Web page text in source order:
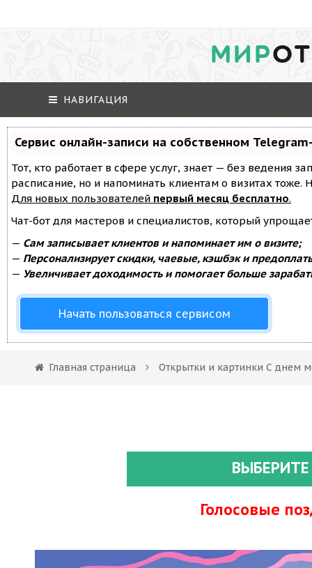
МИР
НАВИГАЦИЯ
Сервис онлайн-записи на собственном
Тот, кто работает в сфере услуг, знает — без ведения
расписание, но и напоминать клиентам о визитах
Для новых пользователей первый месяц бесплатно.
Чат-бот для мастеров и специалистов, который
— Сам записывает клиентов и напоминает им о визите;
— Персонализирует скидки, чаевые, кэшбэк и
— Увеличивает доходимость и помогает больше
Начать пользоваться сервисом
Главная страница Открытки и картинки С днем
Голосовые